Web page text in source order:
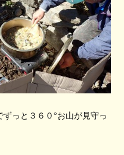
っと３６０°お山が見守っ